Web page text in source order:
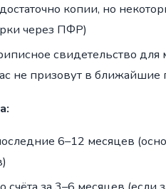
копии, но
через ПФР)
свидетельство
не призовут в ближайшие
6–12 месяцев